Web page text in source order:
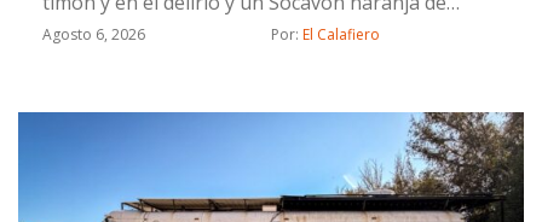
Chicali
Agosto 6, 2026 Por: El Calafiero